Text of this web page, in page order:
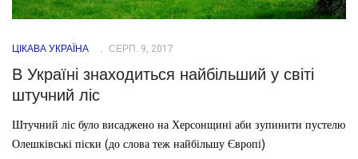
ЦІКАВА УКРАЇНА СЕРП. 9, 2017
В Україні знаходиться найбільший у світі
штучний ліс
Штучний ліс було висаджено на Херсонщині аби зупинити пустелю
Олешківські піски (до слова теж найбільшу Європі)